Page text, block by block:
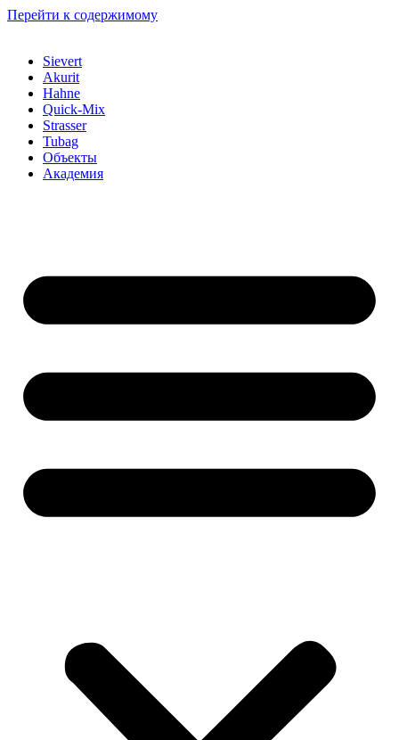
Перейти к содержимому
Sievert
Akurit
Hahne
Quick-Mix
Strasser
Tubag
Объекты
Академия